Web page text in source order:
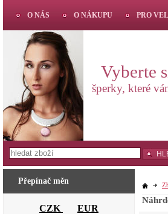
Přepínač měn
CZK EUR
O NÁS O NÁKUPU PRO
Vyberte
šperky, které